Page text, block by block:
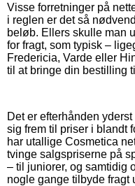
Visse forretninger på
i reglen er det så
beløb. Ellers skulle man
for fragt, som typisk –
Fredericia, Varde eller
til at bringe din bestilling
Det er efterhånden
sig frem til priser i blandt
har utallige Cosmetica
tvinge salgspriserne på
– til juniorer, og samtidig
nogle gange tilbyde fragt